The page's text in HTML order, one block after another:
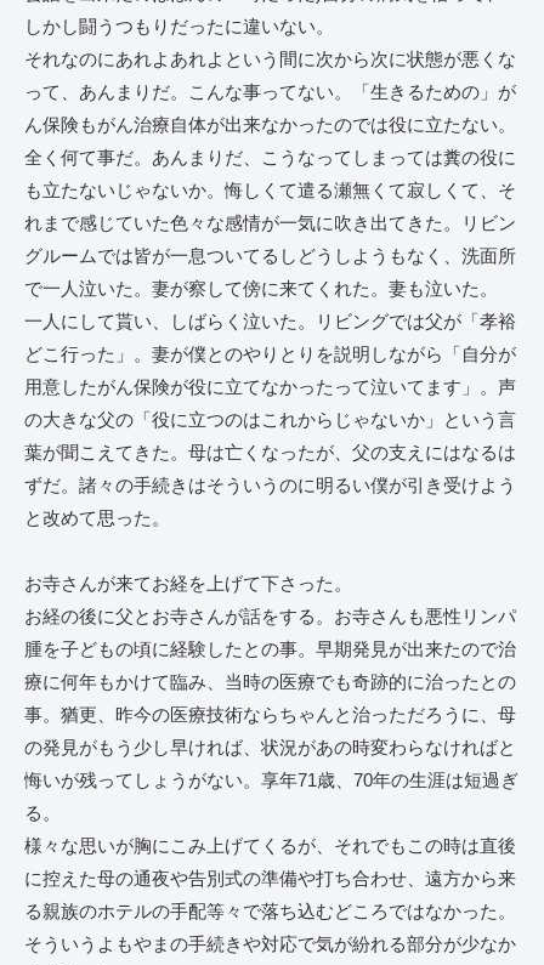
しかし闘うつもりだったに違いない。
それなのにあれよあれよという間に次から次に状態が悪くな
って、あんまりだ。こんな事ってない。「生きるための」が
ん保険もがん治療自体が出来なかったのでは役に立たない。
全く何て事だ。あんまりだ、こうなってしまっては糞の役に
も立たないじゃないか。悔しくて遣る瀬無くて寂しくて、そ
れまで感じていた色々な感情が一気に吹き出てきた。リビン
グルームでは皆が一息ついてるしどうしようもなく、洗面所
で一人泣いた。妻が察して傍に来てくれた。妻も泣いた。
一人にして貰い、しばらく泣いた。リビングでは父が「孝裕
どこ行った」。妻が僕とのやりとりを説明しながら「自分が
用意したがん保険が役に立てなかったって泣いてます」。声
の大きな父の「役に立つのはこれからじゃないか」という言
葉が聞こえてきた。母は亡くなったが、父の支えにはなるは
ずだ。諸々の手続きはそういうのに明るい僕が引き受けよう
と改めて思った。
お寺さんが来てお経を上げて下さった。
お経の後に父とお寺さんが話をする。お寺さんも悪性リンパ
腫を子どもの頃に経験したとの事。早期発見が出来たので治
療に何年もかけて臨み、当時の医療でも奇跡的に治ったとの
事。猶更、昨今の医療技術ならちゃんと治っただろうに、母
の発見がもう少し早ければ、状況があの時変わらなければと
悔いが残ってしょうがない。享年71歳、70年の生涯は短過ぎ
る。
様々な思いが胸にこみ上げてくるが、それでもこの時は直後
に控えた母の通夜や告別式の準備や打ち合わせ、遠方から来
る親族のホテルの手配等々で落ち込むどころではなかった。
そういうよもやまの手続きや対応で気が紛れる部分が少なか